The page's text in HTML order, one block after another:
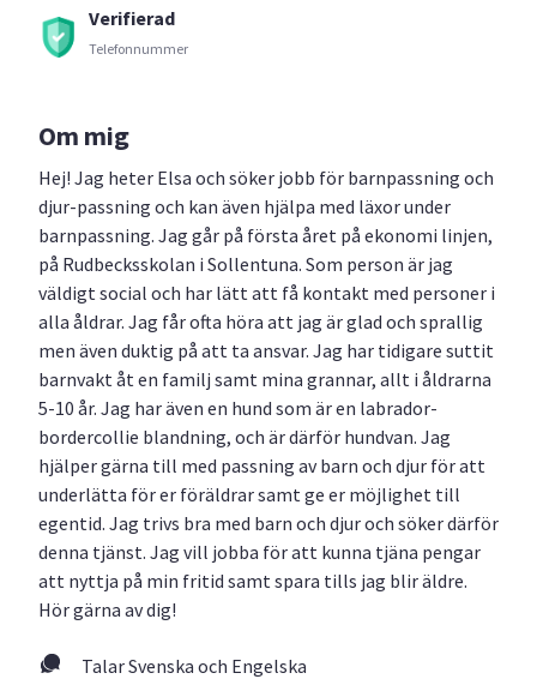
Verifierad
Telefonnummer
Om mig
Hej! Jag heter Elsa och söker jobb för barnpassning och
djur-passning och kan även hjälpa med läxor under
barnpassning. Jag går på första året på ekonomi linjen,
på Rudbecksskolan i Sollentuna. Som person är jag
väldigt social och har lätt att få kontakt med personer i
alla åldrar. Jag får ofta höra att jag är glad och sprallig
men även duktig på att ta ansvar. Jag har tidigare suttit
barnvakt åt en familj samt mina grannar, allt i åldrarna
5-10 år. Jag har även en hund som är en labrador-
bordercollie blandning, och är därför hundvan. Jag
hjälper gärna till med passning av barn och djur för att
underlätta för er föräldrar samt ge er möjlighet till
egentid. Jag trivs bra med barn och djur och söker därför
denna tjänst. Jag vill jobba för att kunna tjäna pengar
att nyttja på min fritid samt spara tills jag blir äldre.
Hör gärna av dig!
Talar Svenska och Engelska